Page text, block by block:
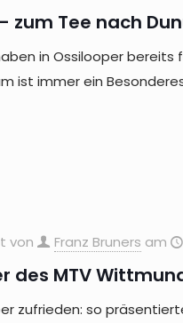
zum Tee nach
in Ossilooper bereits
ist immer ein
von Franz Bruners am
des MTV
zufrieden: so